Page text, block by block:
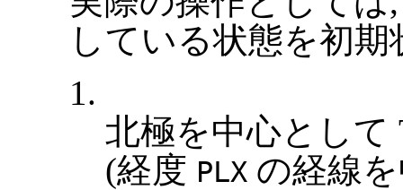
している状態を初
1.
北極を中心として
(経度 PLXの経線を